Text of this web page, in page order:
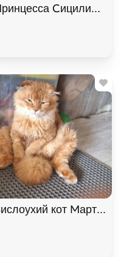
Голубой,
Сицилия
руки, Черный,
кот Мартин,